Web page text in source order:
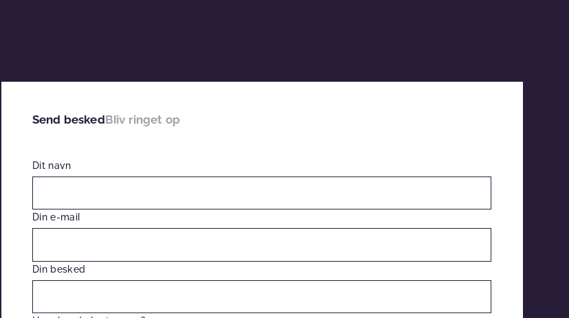
Send beskedBliv ringet op
Dit navn
Din e-mail
Din besked